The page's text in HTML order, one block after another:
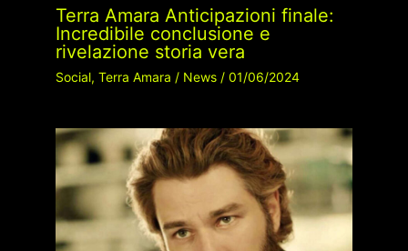
Terra Amara Anticipazioni finale:
Incredibile conclusione e
rivelazione storia vera
Social, Terra Amara / News/ 01/06/2024